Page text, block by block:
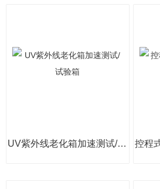
UV紫外线老化箱加速测试/试验箱